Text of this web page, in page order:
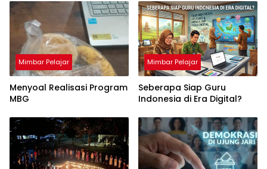
Mimbar Pelajar
Menyoal Realisasi Program
MBG
Mimbar Pelajar
Seberapa Siap Guru
Indonesia di Era Digital?